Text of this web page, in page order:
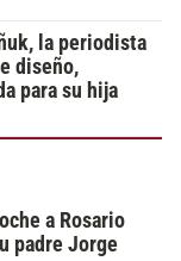
la periodista
diseño,
para su hija
a Rosario
padre Jorge